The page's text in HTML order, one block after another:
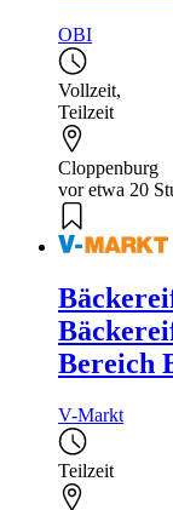
OBI
Vollzeit,
Teilzeit
Cloppenburg
vor etwa 20
Bereich
V-Markt
Teilzeit